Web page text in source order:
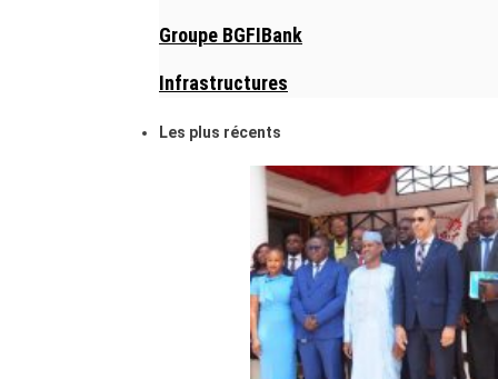
Groupe BGFIBank
Infrastructures
Les plus récents